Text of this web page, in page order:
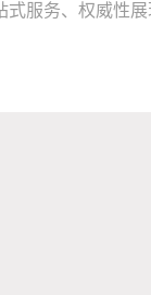
服务、权威性